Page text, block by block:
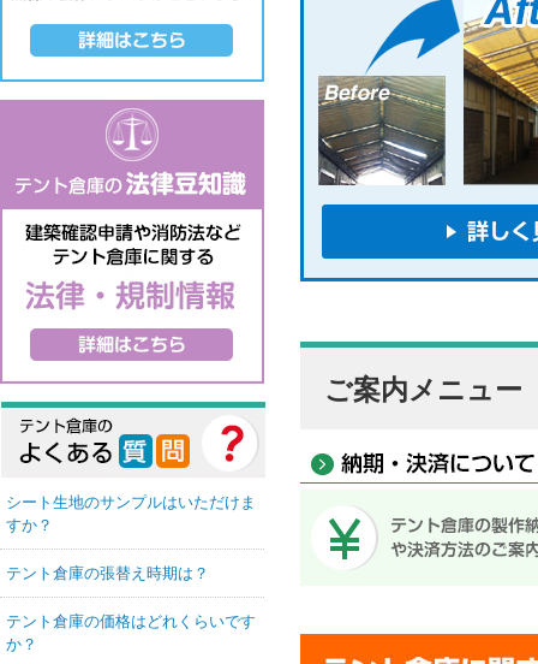
ご案内メニュー
シート生地のサンプルはいただけま
すか？
テント倉庫の張替え時期は？
テント倉庫の価格はどれくらいです
か？